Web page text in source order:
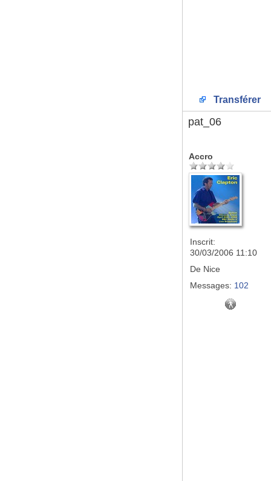
Transférer
pat_06
Accro
Inscrit:
30/03/2006 11:10
De Nice
Messages: 102